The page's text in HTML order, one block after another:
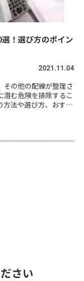
！選び方のポイン
2021.11.04
その他の配線が整理さ
潜む危険を排除するこ
方法や選び方、おすす
さい